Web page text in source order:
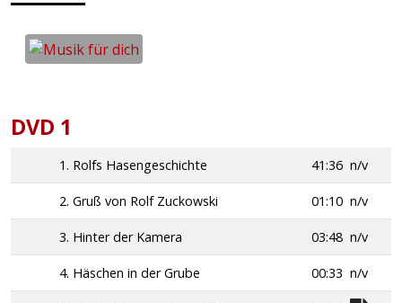
DVD 1
1. Rolfs Hasengeschichte 41:36 n/v
2. Gruß von Rolf Zuckowski 01:10 n/v
3. Hinter der Kamera 03:48 n/v
4. Häschen in der Grube 00:33 n/v